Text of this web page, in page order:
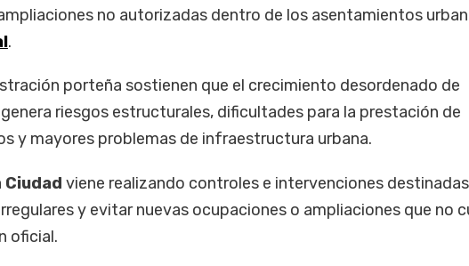
no autorizadas dentro de los asentamientos
.
porteña sostienen que el crecimiento desordenado de
riesgos estructurales, dificultades para la prestación de
y mayores problemas de infraestructura urbana.
Ciudad viene realizando controles e intervenciones
y evitar nuevas ocupaciones o ampliaciones que no
oficial.